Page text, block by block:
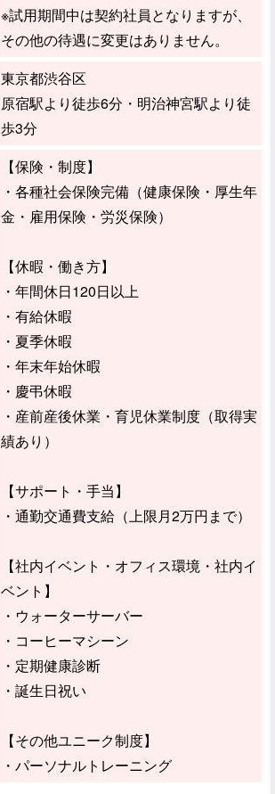
※試用期間中は契約社員となりますが、
その他の待遇に変更はありません。
東京都渋谷区
原宿駅より徒歩6分・明治神宮駅より徒
歩3分
【保険・制度】
・各種社会保険完備（健康保険・厚生年
金・雇用保険・労災保険）
【休暇・働き方】
・年間休日120日以上
・有給休暇
・夏季休暇
・年末年始休暇
・慶弔休暇
・産前産後休業・育児休業制度（取得実
績あり）
【サポート・手当】
・通勤交通費支給（上限月2万円まで）
【社内イベント・オフィス環境・社内イ
ベント】
・ウォーターサーバー
・コーヒーマシーン
・定期健康診断
・誕生日祝い
【その他ユニーク制度】
・パーソナルトレーニング